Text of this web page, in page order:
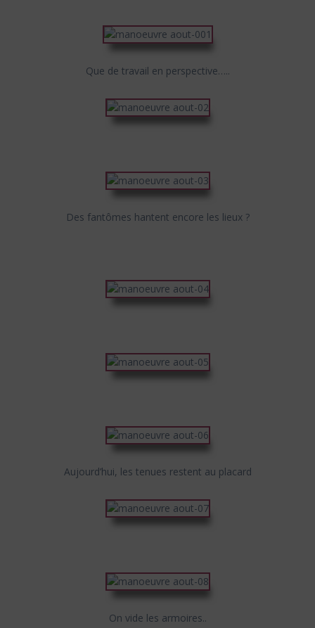
Que de travail en perspective…..
Des fantômes hantent encore les lieux ?
Aujourd’hui, les tenues restent au placard
On vide les armoires..